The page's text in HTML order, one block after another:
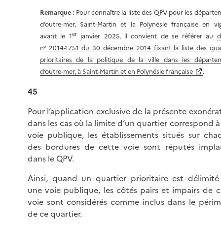
Remarque : Pour connaître la liste des QPV pour les
d’outre-mer, Saint-Martin et la Polynésie française en
avant le 1erjanvier 2025, il convient de se référer au
n° 2014-1751 du 30 décembre 2014 fixant la liste des
prioritaires de la politique de la ville dans les
d’outre-mer, à Saint-Martin et en Polynésie française
.
45
Pour l’application exclusive de la présente
dans les cas où la limite d’un quartier correspond
voie publique, les établissements situés sur
des bordures de cette voie sont réputés
dans le QPV.
Ainsi, quand un quartier prioritaire est
une voie publique, les côtés pairs et impairs de
voie sont considérés comme inclus dans le
de ce quartier.